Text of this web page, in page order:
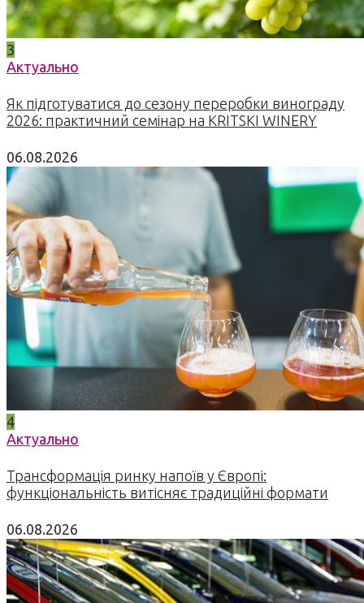
3
Актуально
Як підготуватися до сезону переробки винограду
2026: практичний семінар на KRITSKI WINERY
06.08.2026
4
Актуально
Трансформація ринку напоїв у Європі:
функціональність витісняє традиційні формати
06.08.2026